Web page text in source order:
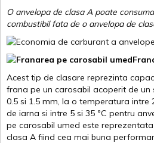
O anvelopa de clasa A poate
combustibil fata de o anvelopa de
Acest tip de clasare reprezinta
frana pe un carosabil acoperit de
0.5 si 1.5 mm, la o temperatura intre
de iarna si intre 5 si 35 ºC pentru
pe carosabil umed este
clasa A fiind cea mai buna